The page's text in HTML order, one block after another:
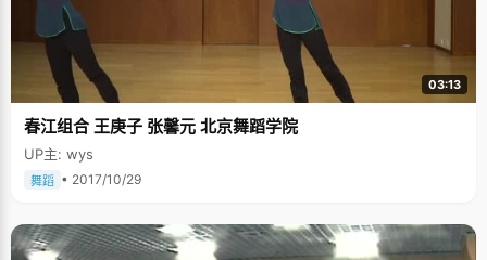
03:13
春江组合 王庚子 张馨元 北京舞蹈学院
UP主: wys
舞蹈 • 2017/10/29